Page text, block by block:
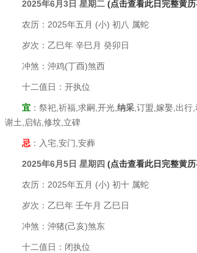
2025年6月3日 星期二 (点击查看此日完整黄
农历：2025年五月 (小) 初八 属蛇
岁次：乙巳年 辛巳月 癸卯日
冲煞：沖鸡(丁酉)煞西
十二值日：开执位
宜 ：祭祀,祈福,求嗣,开光, 纳采 ,订盟,嫁娶,出
谢土,启钻,修坟,立碑
忌 ：入宅,安门,安葬
2025年6月5日 星期四 (点击查看此日完整黄
农历：2025年五月 (小) 初十 属蛇
岁次：乙巳年 壬午月 乙巳日
冲煞：沖猪(己亥)煞东
十二值日：闭执位